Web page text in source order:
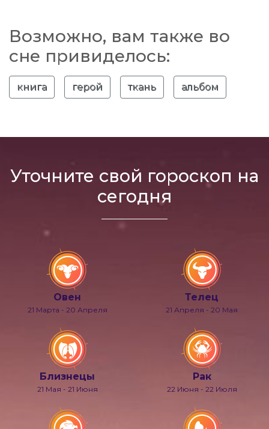
Возможно, вам также во
сне привиделось:
книга герой ткань альбом
Уточните свой гороскоп на
сегодня
Овен
21 Марта - 20 Апреля
Телец
21 Апреля - 20 Мая
Близнецы
21 Мая - 21 Июня
Рак
22 Июня - 22 Июля